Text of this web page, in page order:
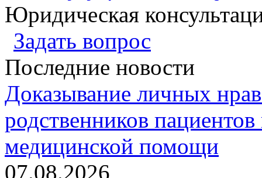
Юридическая
Задать вопрос
Последние новости
Доказывание личных
родственников
медицинской помощи
07.08.2026